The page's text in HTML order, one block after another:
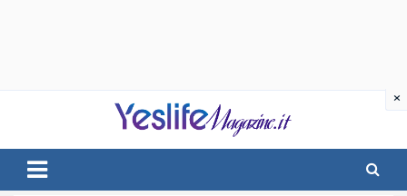
notizie di intrattenimento